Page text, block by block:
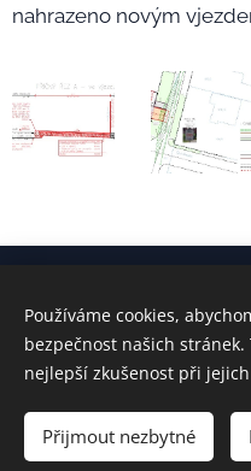
nahrazeno novým
kontakt:
+420 777 676 191
Vytvořeno
Používáme cookies,
bezpečnost našich
nejlepší zkušenost při
Přijmout nezbytné